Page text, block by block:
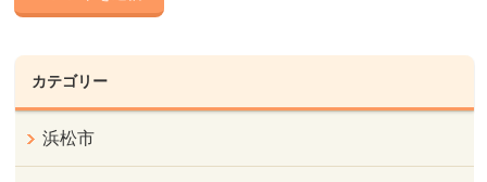
カテゴリー
浜松市